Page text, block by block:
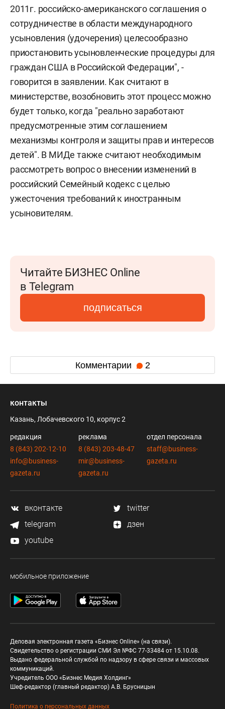
2011г. российско-американского соглашения о
сотрудничестве в области международного
усыновления (удочерения) целесообразно
приостановить усыновленческие процедуры для
граждан США в Российской Федерации", -
говорится в заявлении. Как считают в
министерстве, возобновить этот процесс можно
будет только, когда "реально заработают
предусмотренные этим соглашением
механизмы контроля и защиты прав и интересов
детей". В МИДе также считают необходимым
рассмотреть вопрос о внесении изменений в
российский Семейный кодекс с целью
ужесточения требований к иностранным
усыновителям.
Читайте БИЗНЕС Online
в Telegram
подписаться
Комментарии 2
контакты
Казань, Лобачевского 10, корпус 2
редакция
8 (843) 202-12-10
info@business-
gazeta.ru
реклама
8 (843) 203-48-47
mir@business-
gazeta.ru
отдел персонала
staff@business-
gazeta.ru
вконтакте
twitter
telegram
дзен
youtube
мобильное приложение
Деловая электронная газета «Бизнес Online» (на связи).
Свидетельство о регистрации СМИ Эл №ФС 77-33484 от 15.10.08.
Выдано федеральной службой по надзору в сфере связи и массовых
коммуникаций.
Учредитель ООО «Бизнес Медия Холдинг»
Шеф-редактор (главный редактор) А.В. Брусницын
Политика о персональных данных